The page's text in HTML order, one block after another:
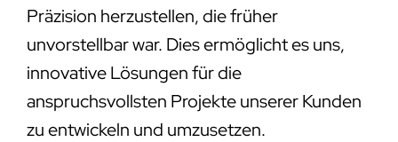
Präzision herzustellen, die früher
unvorstellbar war. Dies ermöglicht es uns,
innovative Lösungen für die
anspruchsvollsten Projekte unserer Kunden
zu entwickeln und umzusetzen.